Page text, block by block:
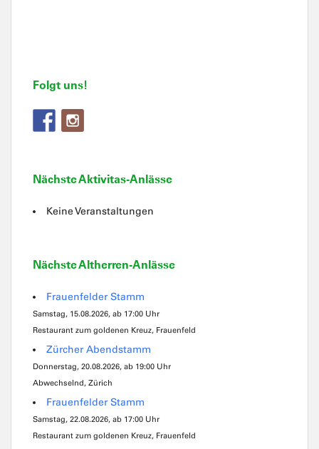
Folgt uns!
Nächste Aktivitas-Anlässe
Keine Veranstaltungen
Nächste Altherren-Anlässe
Frauenfelder Stamm
Samstag, 15.08.2026, ab 17:00 Uhr
Restaurant zum goldenen Kreuz, Frauenfeld
Zürcher Abendstamm
Donnerstag, 20.08.2026, ab 19:00 Uhr
Abwechselnd, Zürich
Frauenfelder Stamm
Samstag, 22.08.2026, ab 17:00 Uhr
Restaurant zum goldenen Kreuz, Frauenfeld